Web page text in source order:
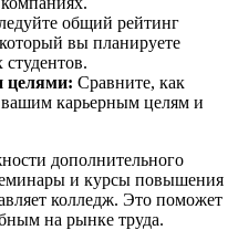
общий рейтинг
вы планируете
целями: Сравните, как
карьерным целям и
дополнительного
и курсы повышения
колледж. Это поможет
на рынке труда.